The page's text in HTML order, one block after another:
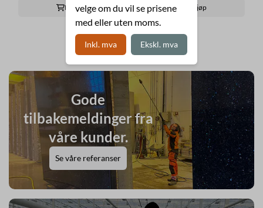
Kjøp Kjøp
Gode
tilbakemeldinger fra
våre kunder.
Se våre referanser
velge om du vil se prisene
med eller uten moms.
Inkl. mva Ekskl. mva